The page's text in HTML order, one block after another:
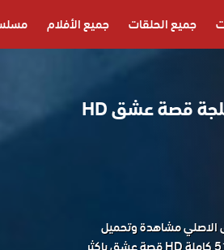
جميع الحلقات جميع الأفلام
موقع قصة عشق الاصلي مشاهدة وتحميل